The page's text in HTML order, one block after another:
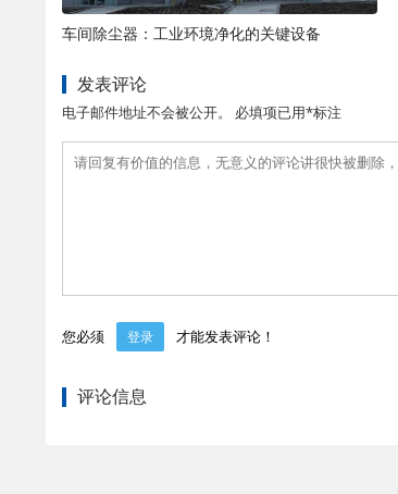
车间除尘器：工业环境净化的关键设备
发表评论
电子邮件地址不会被公开。 必填项已用*标注
您必须 登录 才能发表评论！
评论信息